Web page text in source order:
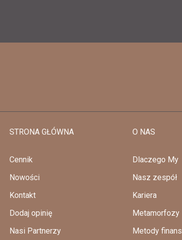
STRONA GŁÓWNA
Cennik
Nowości
Kontakt
Dodaj opinię
Nasi Partnerzy
O NAS
Dlaczego My
Nasz zespół
Kariera
Metamorfozy
Metody